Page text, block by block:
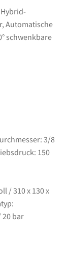
Automatische
schwenkbare
3/8
150
/ 310 x 130 x
20 bar